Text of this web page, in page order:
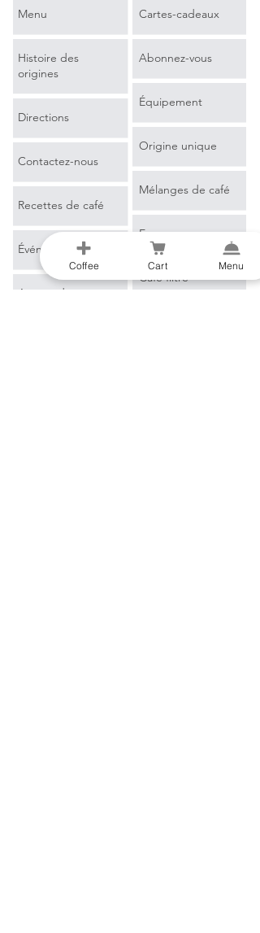
Menu
Histoire des
origines
Directions
Contactez-nous
Recettes de café
Événements
Apprendre encore
Cartes-cadeaux
Abonnez-vous
Équipement
Origine unique
Mélanges de café
Espresso
Café filtre
Coffee Cart Menu